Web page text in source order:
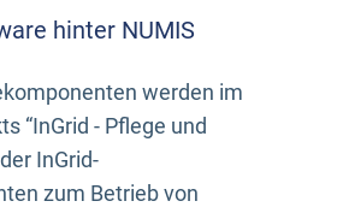
hinter NUMIS
werden im
“InGrid - Pflege und
InGrid-
zum Betrieb von